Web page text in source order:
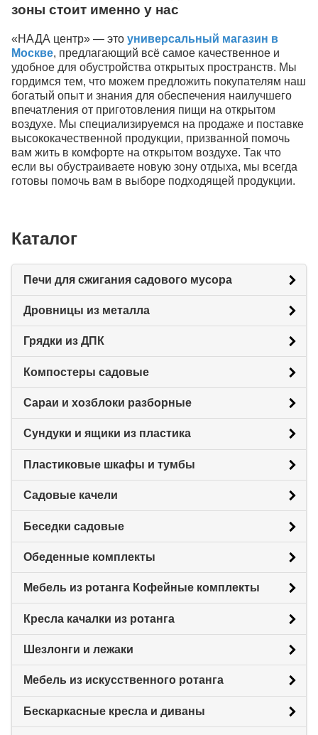
зоны стоит именно у нас
«НАДА центр» — это универсальный магазин в
Москве, предлагающий всё самое качественное и
удобное для обустройства открытых пространств. Мы
гордимся тем, что можем предложить покупателям наш
богатый опыт и знания для обеспечения наилучшего
впечатления от приготовления пищи на открытом
воздухе. Мы специализируемся на продаже и поставке
высококачественной продукции, призванной помочь
вам жить в комфорте на открытом воздухе. Так что
если вы обустраиваете новую зону отдыха, мы всегда
готовы помочь вам в выборе подходящей продукции.
Каталог
Печи для сжигания садового мусора
Дровницы из металла
Грядки из ДПК
Компостеры садовые
Сараи и хозблоки разборные
Сундуки и ящики из пластика
Пластиковые шкафы и тумбы
Садовые качели
Беседки садовые
Обеденные комплекты
Мебель из ротанга Кофейные комплекты
Кресла качалки из ротанга
Шезлонги и лежаки
Мебель из искусственного ротанга
Бескаркасные кресла и диваны